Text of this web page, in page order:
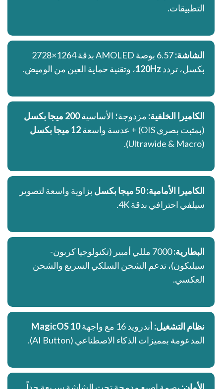
التطبيقات.
الشاشة:
6.57 بوصة AMOLED بدقة 1264×2728
بكسل، تردد 120Hz، وتقنية حماية العين من الوميض.
الكاميرا الخلفية: مزدوجة؛ الأساسية200 ميجا بكسل
(بمثبت بصري OIS) + عدسة واسعة
12 ميجا بكسل
(Ultrawide & Macro).
الكاميرا الأمامية:50 ميجا بكسل
بزاوية واسعة لتصوير
سيلفي احترافي بدقة 4K.
البطارية:
7000 مللي أمبير (تكنولوجيا كربون-
سيليكون)، تدعم الشحن السلكي السريع والشحن
العكسي.
نظام التشغيل: أندرويد 16 مع واجهة
MagicOS 10
المدعومة بمميزات الذكاء الاصطناعي (AI Button).